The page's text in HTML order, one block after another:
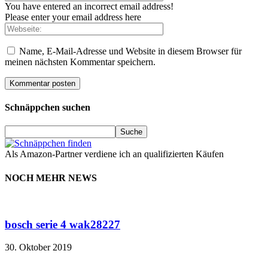
You have entered an incorrect email address!
Please enter your email address here
Name, E-Mail-Adresse und Website in diesem Browser für
meinen nächsten Kommentar speichern.
Schnäppchen suchen
Als Amazon-Partner verdiene ich an qualifizierten Käufen
NOCH MEHR NEWS
bosch serie 4 wak28227
30. Oktober 2019